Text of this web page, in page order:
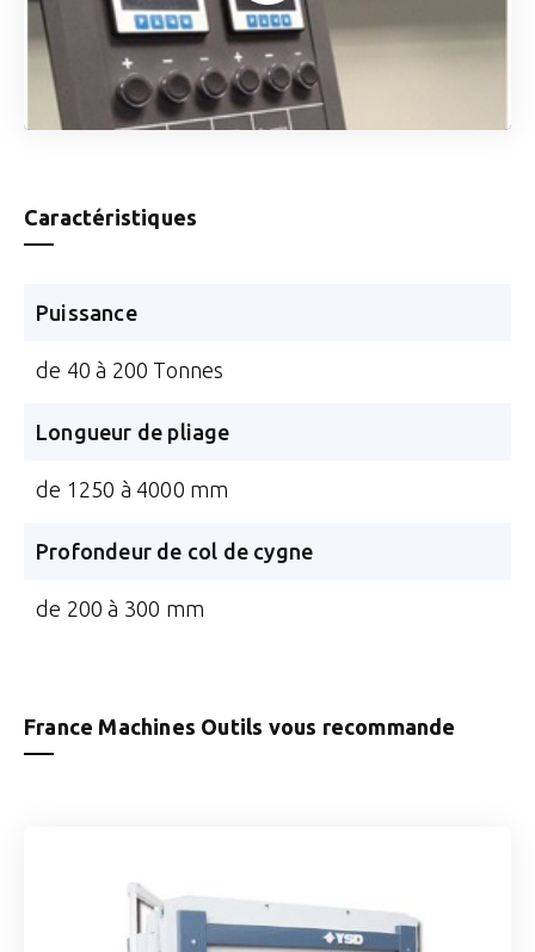
Caractéristiques
Puissance
de 40 à 200 Tonnes
Longueur de pliage
de 1250 à 4000 mm
Profondeur de col de cygne
de 200 à 300 mm
France Machines Outils vous recommande